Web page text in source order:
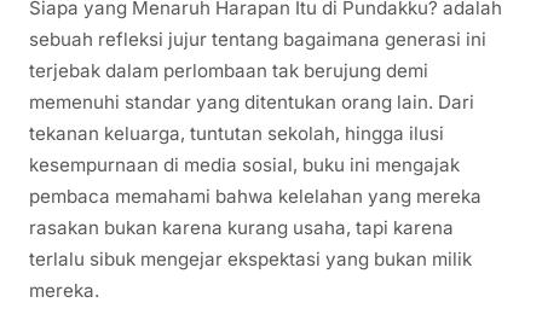
Siapa yang Menaruh Harapan Itu di Pundakku? adalah
sebuah refleksi jujur tentang bagaimana generasi ini
terjebak dalam perlombaan tak berujung demi
memenuhi standar yang ditentukan orang lain. Dari
tekanan keluarga, tuntutan sekolah, hingga ilusi
kesempurnaan di media sosial, buku ini mengajak
pembaca memahami bahwa kelelahan yang mereka
rasakan bukan karena kurang usaha, tapi karena
terlalu sibuk mengejar ekspektasi yang bukan milik
mereka.